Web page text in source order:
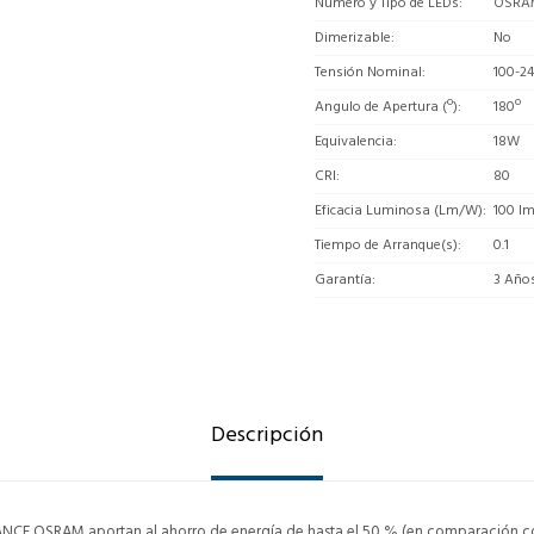
Dimerizable
No
Tensión Nominal
100-
Angulo de Apertura (º)
180º
Equivalencia
18W
CRI
80
Eficacia Luminosa (Lm/W) 100
Tiempo de Arranque(s)
0.1
Garantía
3
Descripción